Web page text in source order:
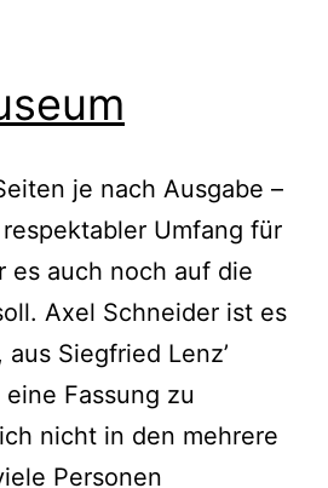
je nach Ausgabe –
Umfang für
es auch noch auf die
Axel Schneider ist es
Siegfried Lenz’
eine Fassung zu
nicht in den mehrere
Personen